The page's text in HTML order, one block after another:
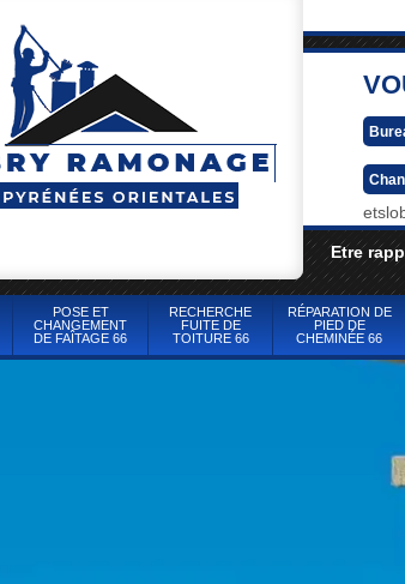
Etre
POSE ET
CHANGEMENT
DE FAÎTAGE 66
RECHERCHE
FUITE DE
TOITURE 66
RÉPARATION DE
PIED DE
CHEMINÉE 66